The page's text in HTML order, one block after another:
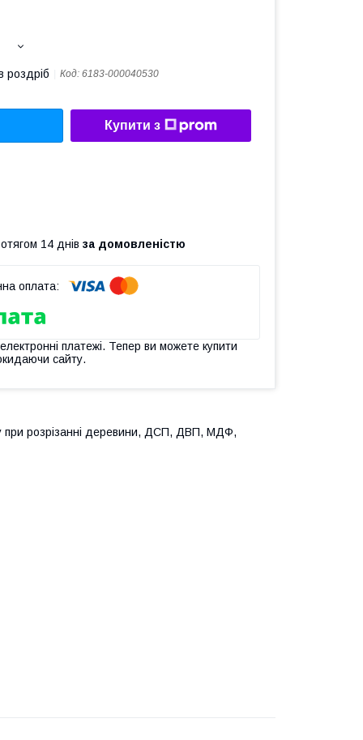
роздріб Код: 6183-000040530
Купити з
14 днів за домовленістю
платежі. Тепер ви можете купити
сайту.
при розрізанні деревини, ДСП, ДВП, МДФ,